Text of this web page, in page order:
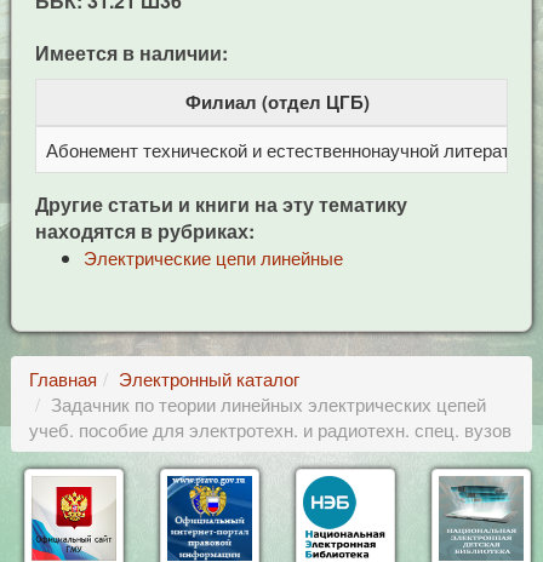
Имеется в наличии:
Филиал (отдел ЦГБ)
Абонемент технической и естественнонаучной литерат
Другие статьи и книги на эту тематику
находятся в рубриках:
Электрические цепи линейные
Главная
Электронный каталог
Задачник по теории линейных электрических цепей
учеб. пособие для электротехн. и радиотехн. спец. вузов